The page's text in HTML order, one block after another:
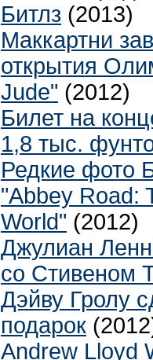
Битлз (2013)
Маккартни
открытия
Jude" (2012)
Билет на
1,8 тыс.
Редкие фото
"Abbey Road:
World" (2012)
Джулиан
со Стивеном
Дэйву Гролу
подарок
Andrew Lloyd